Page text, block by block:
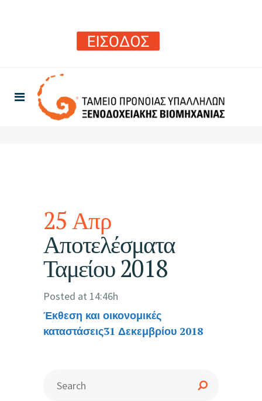
25 Απρ
Αποτελέσματα
Ταμείου 2018
Posted at 14:46h
Έκθεση και οικονομικές
καταστάσεις31 Δεκεμβρίου 2018